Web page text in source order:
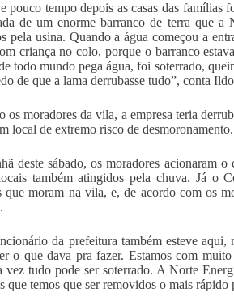
pouco tempo depois as casas das famílias
de um enorme barranco de terra que a
pela usina. Quando a água começou a
criança no colo, porque o barranco
todo mundo pega água, foi soterrado,
de que a lama derrubasse tudo”, conta
os moradores da vila, a empresa teria
local de extremo risco de desmoronamento.
deste sábado, os moradores acionaram
também atingidos pela chuva. Já o
que moram na vila, e, de acordo com os
da prefeitura também esteve
o que dava pra fazer. Estamos com
vez tudo pode ser soterrado. A Norte
que temos que ser removidos o mais